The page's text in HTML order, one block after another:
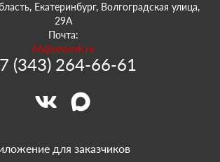
Екатеринбург, Волгоградская улица,
29А
Почта:
66@sowork.ru
(343) 264-66-61
для заказчиков